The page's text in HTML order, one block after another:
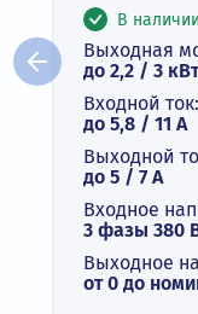
В наличии
Выходная
до 2,2 / 3
Входной ток:
до 5,8 / 11 А
Выходной
до 5 / 7 A
Входное
3 фазы 380
Выходное
от 0 до